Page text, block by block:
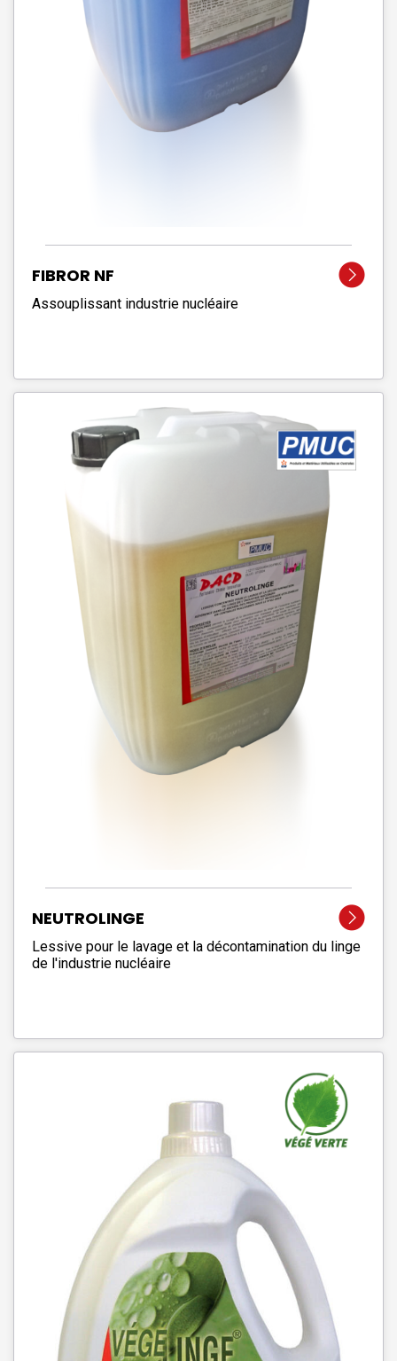
FIBROR NF
Assouplissant industrie nucléaire
NEUTROLINGE
Lessive pour le lavage et la décontamination du linge
de l'industrie nucléaire